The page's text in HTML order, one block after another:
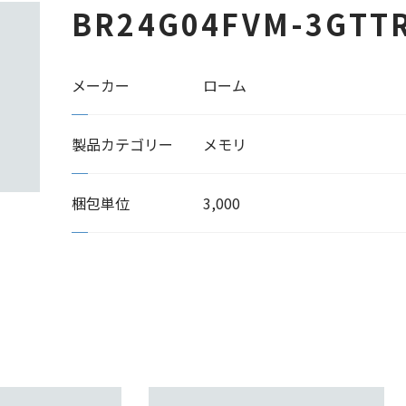
BR24G04FVM-
メーカー ローム
製品カテゴリー メモリ
梱包単位 3,000